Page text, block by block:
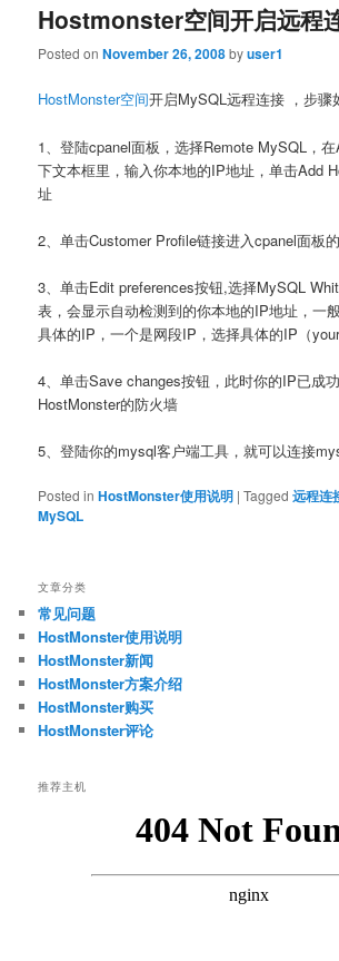
Hostmonster空间开启远程
Posted onNovember 26, 2008byuser1
HostMonster空间开启MySQL远程连接 ，步骤
1、登陆cpanel面板，选择Remote MySQL，
下文本框里，输入你本地的IP地址，单击Add
址
2、单击Customer Profile链接进入cpanel面板
3、单击Edit preferences按钮,选择MySQL
表，会显示自动检测到的你本地的IP地址，一
具体的IP，一个是网段IP，选择具体的IP（your
4、单击Save changes按钮，此时你的IP已成
HostMonster的防火墙
5、登陆你的mysql客户端工具，就可以连接
Posted in HostMonster使用说明 |Tagged 远程连
MySQL
文章分类
常见问题
HostMonster使用说明
HostMonster新闻
HostMonster方案介绍
HostMonster购买
HostMonster评论
推荐主机